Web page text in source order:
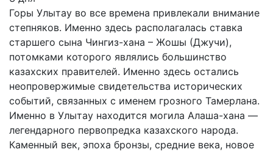
Горы Улытау во все времена привлекали внимание
степняков. Именно здесь располагалась ставка
старшего сына Чингиз-хана – Жошы (Джучи),
потомками которого являлись большинство
казахских правителей. Именно здесь остались
неопровержимые свидетельства исторических
событий, связанных с именем грозного Тамерлана.
Именно в Улытау находится могила Алаша-хана —
легендарного первопредка казахского народа.
Каменный век, эпоха бронзы, средние века, новое